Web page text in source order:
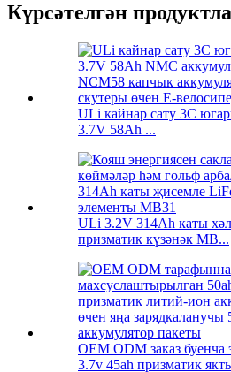
Күрсәтелгән
ULi кайнар сату 3C
3.7V 58Ah ...
ULi 3.2V 314Ah каты
призматик күзәнәк MB...
OEM ODM заказ буенча
3.7v 45ah призматик